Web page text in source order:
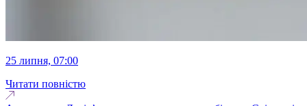
25 липня, 07:00
Читати повністю